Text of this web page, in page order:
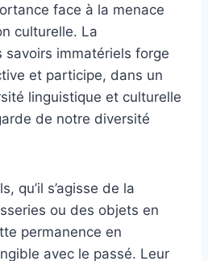
face à la menace
culturelle. La
savoirs immatériels forge
et participe, dans un
linguistique et culturelle
de notre diversité
qu’il s’agisse de la
ou des objets en
permanence en
avec le passé. Leur